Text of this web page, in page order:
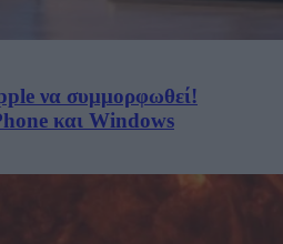
να συμμορφωθεί!
και Windows